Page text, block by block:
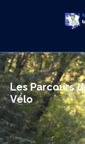
Les Parcours
Vélo